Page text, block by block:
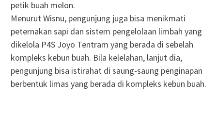
petik buah melon.
Menurut Wisnu, pengunjung juga bisa menikmati
peternakan sapi dan sistem pengelolaan limbah yang
dikelola P4S Joyo Tentram yang berada di sebelah
kompleks kebun buah. Bila kelelahan, lanjut dia,
pengunjung bisa istirahat di saung-saung penginapan
berbentuk limas yang berada di kompleks kebun buah.